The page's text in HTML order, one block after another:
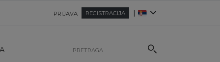
PRIJAVA REGISTRACIJA |